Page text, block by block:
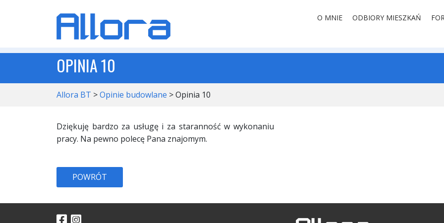
O MNIE ODBIORY MIESZKAŃ
OPINIA 10
Allora BT >Opinie budowlane >Opinia 10
Dziękuję bardzo za usługę i za staranność w wykonaniu
pracy. Na pewno polecę Pana znajomym.
POWRÓT